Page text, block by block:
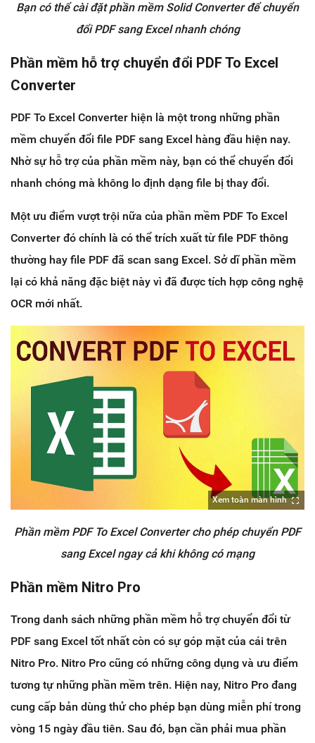
Bạn có thể cài đặt phần mềm Solid Converter để chuyển
đổi PDF sang Excel nhanh chóng
Phần mềm hỗ trợ chuyển đổi PDF To Excel
Converter
PDF To Excel Converter hiện là một trong những phần
mềm chuyển đổi file PDF sang Excel hàng đầu hiện nay.
Nhờ sự hỗ trợ của phần mềm này, bạn có thể chuyển đổi
nhanh chóng mà không lo định dạng file bị thay đổi.
Một ưu điểm vượt trội nữa của phần mềm PDF To Excel
Converter đó chính là có thể trích xuất từ file PDF thông
thường hay file PDF đã scan sang Excel. Sở dĩ phần mềm
lại có khả năng đặc biệt này vì đã được tích hợp công nghệ
OCR mới nhất.
Xem toàn màn hình
Phần mềm PDF To Excel Converter cho phép chuyển PDF
sang Excel ngay cả khi không có mạng
Phần mềm Nitro Pro
Trong danh sách những phần mềm hỗ trợ chuyển đổi từ
PDF sang Excel tốt nhất còn có sự góp mặt của cái trên
Nitro Pro. Nitro Pro cũng có những công dụng và ưu điểm
tương tự những phần mềm trên. Hiện nay, Nitro Pro đang
cung cấp bản dùng thử cho phép bạn dùng miễn phí trong
vòng 15 ngày đầu tiên. Sau đó, bạn cần phải mua phần